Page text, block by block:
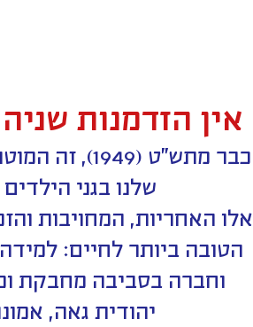
אין הזדמנות
כבר מתש”ט
שלנו בגני
אלו האחריות, המחויבות
הטובה ביותר לחיים: למידה
וחברה בסביבה מחבקת
יהודית גאה,